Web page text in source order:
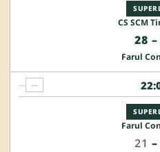
CS SCM
28 –
Farul
Farul
21 –
— —